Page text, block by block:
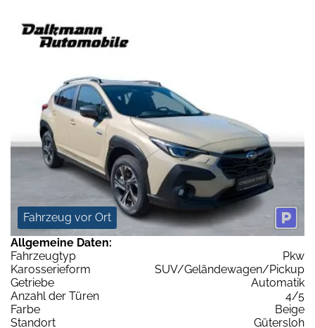
Fahrzeug vor Ort
Allgemeine Daten:
Fahrzeugtyp
Pkw
Karosserieform
SUV/Geländewagen/Pickup
Getriebe
Automatik
Anzahl der Türen
4/5
Farbe
Beige
Standort
Gütersloh